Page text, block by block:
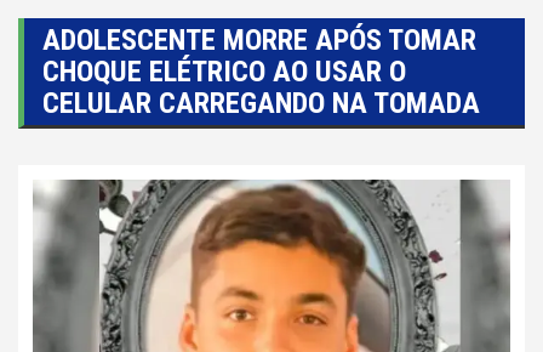
ADOLESCENTE MORRE APÓS TOMAR
CHOQUE ELÉTRICO AO USAR O
CELULAR CARREGANDO NA TOMADA